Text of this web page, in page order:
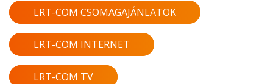
LRT-COM CSOMAGAJÁNLATOK
LRT-COM INTERNET
LRT-COM TV